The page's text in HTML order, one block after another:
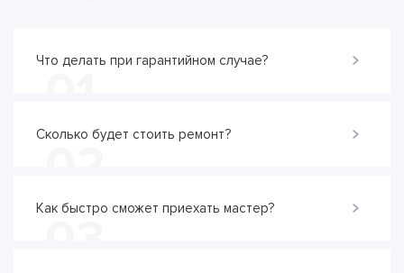
Что делать при гарантийном случае?
Сколько будет стоить ремонт?
Как быстро сможет приехать мастер?